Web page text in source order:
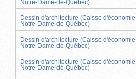
Notre-Dame-de-Québec)
Dessin d'architecture (Caisse d'économie
Notre-Dame-de-Québec)
Dessin d'architecture (Caisse d'économie
Notre-Dame-de-Québec)
Dessin d'architecture (Caisse d'économie
Notre-Dame-de-Québec)